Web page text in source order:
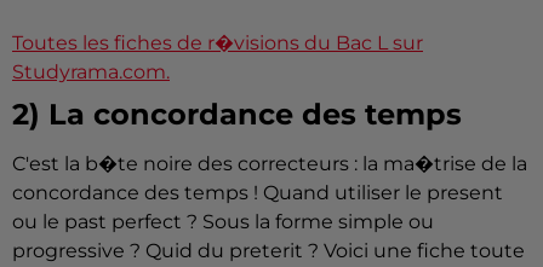
Toutes les fiches de r�visions du Bac L sur
Studyrama.com.
2) La concordance des temps
C'est la b�te noire des correcteurs : la ma�trise de la
concordance des temps ! Quand utiliser le present
ou le past perfect ? Sous la forme simple ou
progressive ? Quid du preterit ? Voici une fiche toute